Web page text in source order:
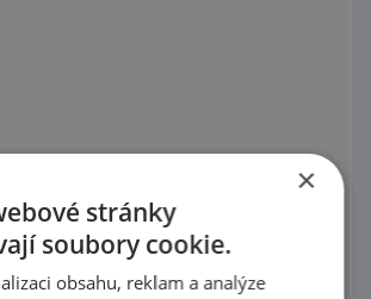
×
stránky
soubory cookie.
obsahu, reklam a analýze